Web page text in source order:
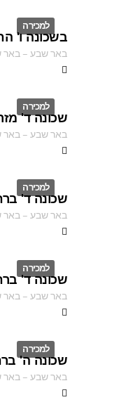
למכירה
ID
בשכונה ו'
באר שבע–באר
למכירה
ID
שכונה ד'
באר שבע–באר
למכירה
ID
שכונה ד'
באר שבע–באר
למכירה
ID
שכונה ד'
באר שבע–באר
למכירה
ID
שכונה ה'
באר שבע–באר